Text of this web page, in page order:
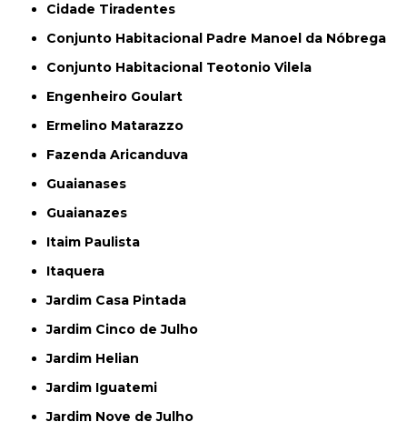
Cidade Tiradentes
Conjunto Habitacional Padre Manoel da Nóbrega
Conjunto Habitacional Teotonio Vilela
Engenheiro Goulart
Ermelino Matarazzo
Fazenda Aricanduva
Guaianases
Guaianazes
Itaim Paulista
Itaquera
Jardim Casa Pintada
Jardim Cinco de Julho
Jardim Helian
Jardim Iguatemi
Jardim Nove de Julho